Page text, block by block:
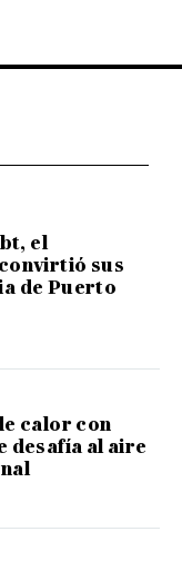
el
sus
de Puerto
calor con
desafía al aire